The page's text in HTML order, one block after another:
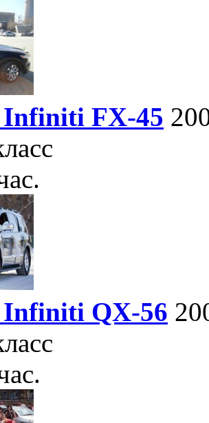
FX-45
QX-56